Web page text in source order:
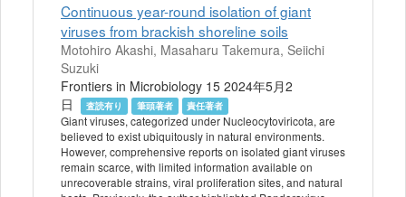
Continuous year-round isolation of giant
viruses from brackish shoreline soils
Motohiro Akashi, Masaharu Takemura, Seiichi
Suzuki
Frontiers in Microbiology 15 2024年5月2
日
査読有り 筆頭著者 責任著者
Giant viruses, categorized under Nucleocytoviricota, are
believed to exist ubiquitously in natural environments.
However, comprehensive reports on isolated giant viruses
remain scarce, with limited information available on
unrecoverable strains, viral proliferation sites, and natural